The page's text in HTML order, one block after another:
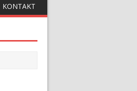
KONTAKT